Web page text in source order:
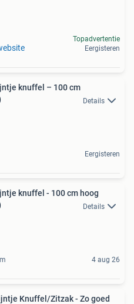
Topadvertentie
Eergisteren
knuffel – 100 cm
Details
Eergisteren
knuffel - 100 cm hoog
Details
4 aug 26
Knuffel/Zitzak - Zo goed